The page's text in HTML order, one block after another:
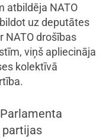
atbildēja NATO
uz deputātes
NATO drošības
viņš apliecināja
kolektīvā
partijas